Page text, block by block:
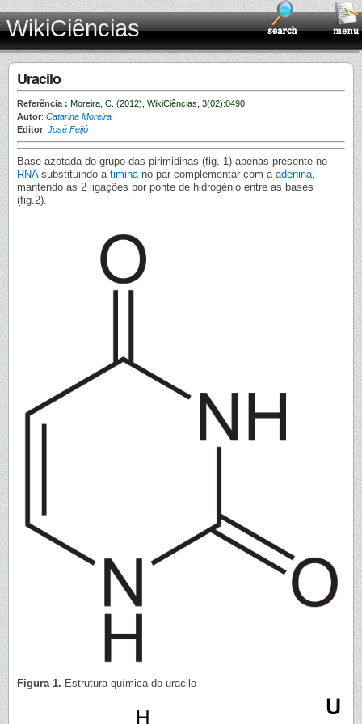
WikiCiências
Uracilo
Referência : Moreira, C. (2012), WikiCiências, 3(02):0490
Autor: Catarina Moreira
Editor: José Feijó
Base azotada do grupo das pirimidinas (fig. 1) apenas presente no
RNAsubstituindo a timina no par complementar com a adenina
mantendo as 2 ligações por ponte de hidrogénio entre as bases
(fig.2).
Figura 1. Estrutura química do uracilo